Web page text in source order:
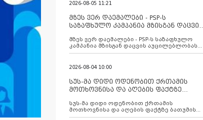
2026-08-05 11:21
მზეს ვერ დაემალები - PSP-ს
საზაფხულო კამპანია მზისგან დაცვის
მზეს ვერ დაემალები - PSP-ს საზაფხულო
კამპანია მზისგან დაცვის აუცილებლობას
გვახსენებს
2026-08-04 10:00
სუს-მა დიდი ოდენობით ქრთამის
მოთხოვნისა და აღების ფაქტზე
დააკავა
სუს-მა დიდი ოდენობით ქრთამის
მოთხოვნისა და აღების ფაქტზე ბათუმის
მერიის თანამშრომელი დააკავა